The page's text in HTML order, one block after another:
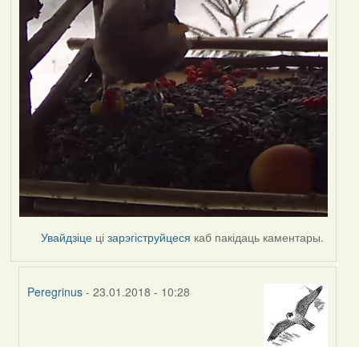
Увайдзіце цізарэгіструйцеся каб пакідаць каментары.
Peregrinus - 23.01.2018 - 10:28